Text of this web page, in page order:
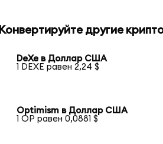
Конвертируйте другие
DeXe в Доллар США
1 DEXE равен 2,24 $
Optimism в Доллар США
1 OP равен 0,0881 $